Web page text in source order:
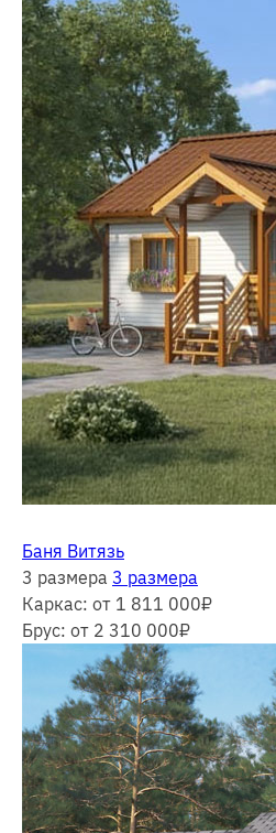
Баня Витязь
3 размера 3 размера
Каркас: от 1 811 000₽
Брус: от 2 310 000₽